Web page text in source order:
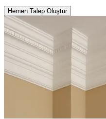
Hemen Talep Oluştur